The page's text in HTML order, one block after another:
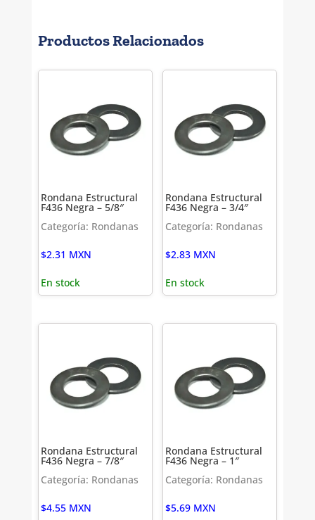
(#5)
Productos Relacionados
Rondana Estructural
F436 Negra – 5/8″
Categoría: Rondanas
$2.31 MXN
En stock
Rondana Estructural
F436 Negra – 3/4″
Categoría: Rondanas
$2.83 MXN
En stock
Rondana Estructural
F436 Negra – 7/8″
Categoría: Rondanas
$4.55 MXN
Rondana Estructural
F436 Negra – 1″
Categoría: Rondanas
$5.69 MXN